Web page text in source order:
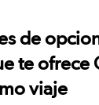
de
te ofrece
viaje